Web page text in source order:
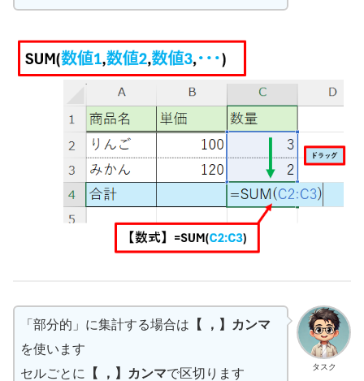
タスク
「部分的」に集計する場合は 【 ，】カンマ
を使います
セルごとに
【 ，】カンマで区切ります